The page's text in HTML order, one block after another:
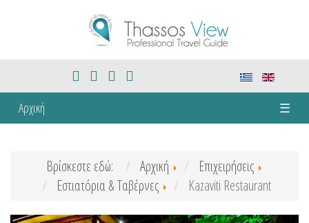
Αρχική ☰
Βρίσκεστε εδώ: Αρχική
Επιχειρήσεις
Εστιατόρια & Ταβέρνες
Kazaviti Restaurant